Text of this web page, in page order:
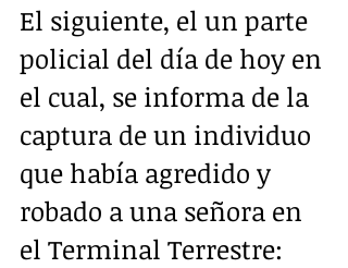
El siguiente, el un parte
policial del día de hoy en
el cual, se informa de la
captura de un individuo
que había agredido y
robado a una señora en
el Terminal Terrestre: